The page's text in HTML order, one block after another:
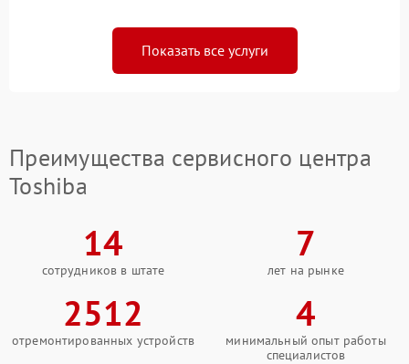
Показать все услуги
Преимущества сервисного центра
Toshiba
14
сотрудников в штате
7
лет на рынке
2512
отремонтированных устройств
4
минимальный опыт работы
специалистов